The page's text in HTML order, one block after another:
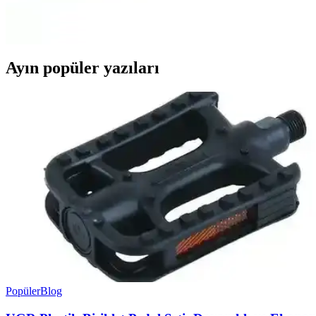
Ayın popüler yazıları
PopülerBlog